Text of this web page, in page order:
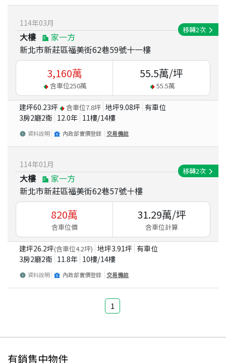
114年03月
大樓
家一方
新北市新莊區福美街62巷59號十一樓
移轉2次
3,160萬
含車位250萬
55.5萬/坪
55.5萬
建坪60.23坪 含車位7.8坪 地坪9.08坪 有車位
3房2廳2衛 12.0年 11樓/14樓
資料說明 內政部實價登錄 交易備註
114年01月
大樓
家一方
新北市新莊區福美街62巷57號十樓
移轉2次
820萬
含車位價
31.29萬/坪
含車位計算
建坪26.2坪(含車位4.2坪) 地坪3.91坪 有車位
3房2廳2衛 11.8年 10樓/14樓
資料說明 內政部實價登錄 交易備註
1
有銷售中物件